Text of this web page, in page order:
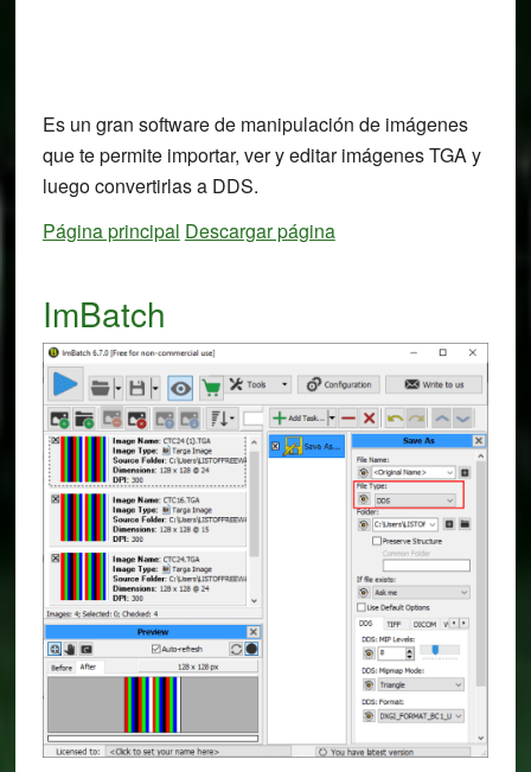
Es un gran software de manipulación de imágenes
que te permite importar, ver y editar imágenes TGA y
luego convertirlas a DDS.
Página principal Descargar página
ImBatch